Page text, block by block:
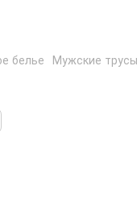
белье Мужские трусы